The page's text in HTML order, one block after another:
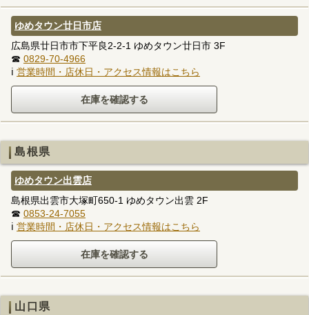
ゆめタウン廿日市店
広島県廿日市市下平良2-2-1 ゆめタウン廿日市 3F
☎ 0829-70-4966
ℹ 営業時間・店休日・アクセス情報はこちら
島根県
ゆめタウン出雲店
島根県出雲市大塚町650-1 ゆめタウン出雲 2F
☎ 0853-24-7055
ℹ 営業時間・店休日・アクセス情報はこちら
山口県